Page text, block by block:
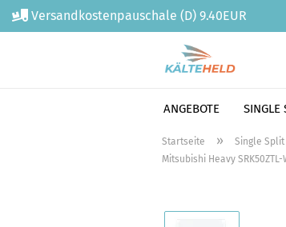
Versandkostenpauschale (D) 9.40EUR
ANGEBOTE SINGLE
Startseite » Single
Mitsubishi Heavy